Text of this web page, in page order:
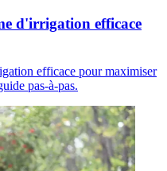
d'irrigation efficace
efficace pour maximiser
pas-à-pas.